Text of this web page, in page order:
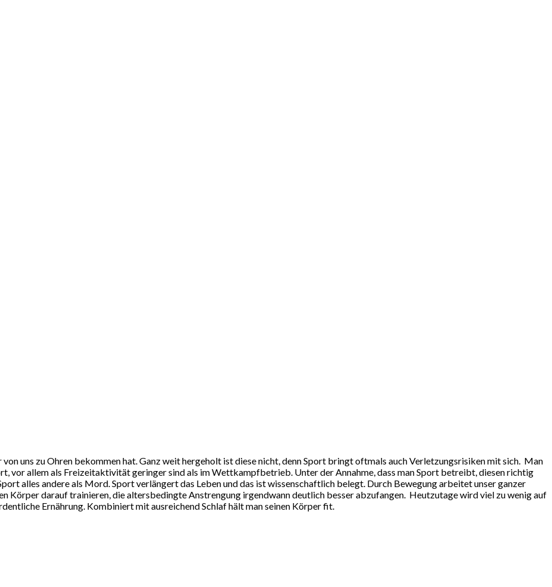
uns zu Ohren bekommen hat. Ganz weit hergeholt ist diese nicht, denn Sport bringt oftmals auch Verletzungsrisiken mit sich. Man
vor allem als Freizeitaktivität geringer sind als im Wettkampfbetrieb. Unter der Annahme, dass man Sport betreibt, diesen richtig
alles andere als Mord. Sport verlängert das Leben und das ist wissenschaftlich belegt. Durch Bewegung arbeitet unser ganzer
Körper darauf trainieren, die altersbedingte Anstrengung irgendwann deutlich besser abzufangen. Heutzutage wird viel zu wenig auf
Ernährung. Kombiniert mit ausreichend Schlaf hält man seinen Körper fit.